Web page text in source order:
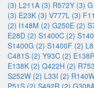
(3) L211A (3) R572Y (3)
(3) E23K (3) V777L (3)
(2) I148M (2) G250E (2)
E28D (2) S1400C (2)
S1400G (2) S1400F (2)
C481S (2) Y93C (2)
E138K (2) Q422H (2)
S252W (2) L33I (2)
P51S (2) S492R (2)